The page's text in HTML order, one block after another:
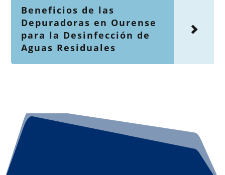
Beneficios de las
Depuradoras en Ourense
para la Desinfección de
Aguas Residuales